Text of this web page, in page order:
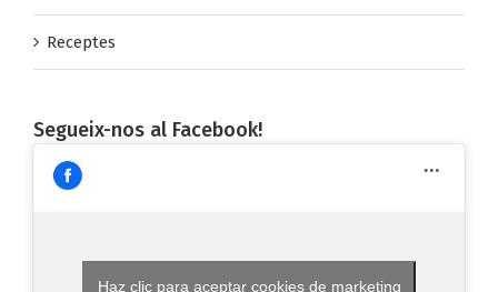
Receptes
Segueix-nos al Facebook!
Haz clic para aceptar cookies de marketing